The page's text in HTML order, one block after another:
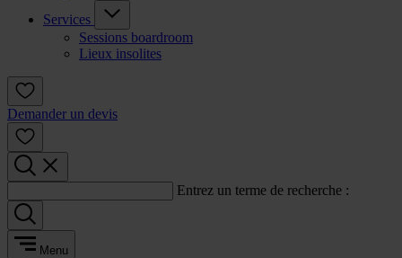
Services
Sessions boardroom
Lieux insolites
Demander un devis
Entrez un terme de recherche :
Menu